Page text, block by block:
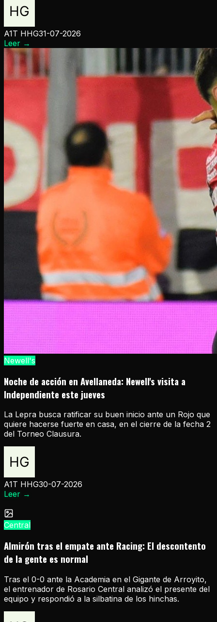
A1T HHG31-07-2026
Leer →
Newell's
Noche de acción en Avellaneda: Newell's visita a
Independiente este jueves
La Lepra busca ratificar su buen inicio ante un Rojo que
quiere hacerse fuerte en casa, en el cierre de la fecha 2
del Torneo Clausura.
A1T HHG30-07-2026
Leer →
Central
Almirón tras el empate ante Racing: El descontento
de la gente es normal
Tras el 0-0 ante la Academia en el Gigante de Arroyito,
el entrenador de Rosario Central analizó el presente del
equipo y respondió a la silbatina de los hinchas.